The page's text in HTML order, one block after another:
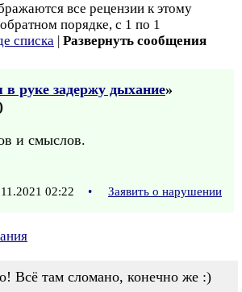
все рецензии к этому
порядке, с 1 по 1
списка | Развернуть сообщения
в руке задержу дыхание»
и смыслов.
02:22 • Заявить о нарушении
Всё там сломано, конечно же :)